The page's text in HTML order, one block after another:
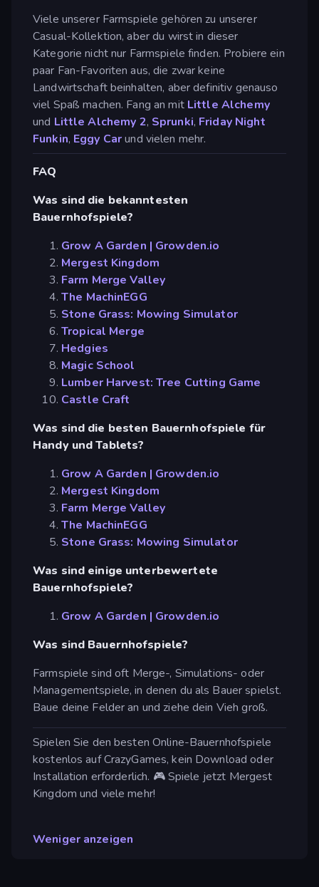
Viele unserer Farmspiele gehören zu unserer
Casual-Kollektion, aber du wirst in dieser
Kategorie nicht nur Farmspiele finden. Probiere ein
paar Fan-Favoriten aus, die zwar keine
Landwirtschaft beinhalten, aber definitiv genauso
viel Spaß machen. Fang an mit Little Alchemy
und Little Alchemy 2, Sprunki, Friday Night
Funkin, Eggy Carund vielen mehr.
FAQ
Was sind die bekanntesten
Bauernhofspiele?
Grow A Garden | Growden.io
Mergest Kingdom
Farm Merge Valley
The MachinEGG
Stone Grass: Mowing Simulator
Tropical Merge
Hedgies
Magic School
Lumber Harvest: Tree Cutting Game
Castle Craft
Was sind die besten Bauernhofspiele für
Handy und Tablets?
Grow A Garden | Growden.io
Mergest Kingdom
Farm Merge Valley
The MachinEGG
Stone Grass: Mowing Simulator
Was sind einige unterbewertete
Bauernhofspiele?
Grow A Garden | Growden.io
Was sind Bauernhofspiele?
Farmspiele sind oft Merge-, Simulations- oder
Managementspiele, in denen du als Bauer spielst.
Baue deine Felder an und ziehe dein Vieh groß.
Spielen Sie den besten Online-Bauernhofspiele
kostenlos auf CrazyGames, kein Download oder
Installation erforderlich. 🎮 Spiele jetzt Mergest
Kingdom und viele mehr!
Weniger anzeigen